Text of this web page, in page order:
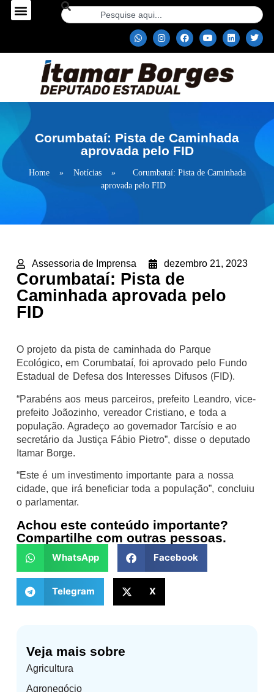
Corumbataí: Pista de Caminhada
aprovada pelo FID
Home » Notícias »
Corumbataí: Pista de Caminhada
aprovada pelo FID
Veja mais sobre
Agricultura
Agronegócio
Assessoria de Imprensa dezembro 21, 2023
Corumbataí: Pista de
Caminhada aprovada pelo
FID
O projeto da pista de caminhada do Parque
Ecológico, em Corumbataí, foi aprovado pelo Fundo
Estadual de Defesa dos Interesses Difusos (FID).
“Parabéns aos meus parceiros, prefeito Leandro, vice-
prefeito Joãozinho, vereador Cristiano, e toda a
população. Agradeço ao governador Tarcísio e ao
secretário da Justiça Fábio Pietro”, disse o deputado
Itamar Borge.
“Este é um investimento importante para a nossa
cidade, que irá beneficiar toda a população”, concluiu
o parlamentar.
Achou este conteúdo importante?
Compartilhe com outras pessoas.
WhatsApp Facebook
Telegram X